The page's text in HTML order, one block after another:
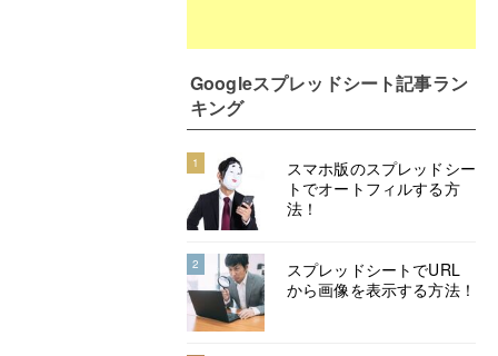
Googleスプレッドシート記事ラン
キング
1
スマホ版のスプレッドシー
トでオートフィルする方
法！
2
スプレッドシートでURL
から画像を表示する方法！